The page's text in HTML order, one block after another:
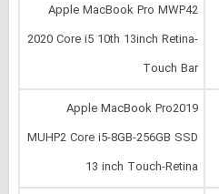
Apple MacBook Pro MWP42
2020 Core i5 10th 13inch Retina-
Touch Bar
Apple MacBook Pro2019
MUHP2 Core i5-8GB-256GB SSD
13 inch Touch-Retina